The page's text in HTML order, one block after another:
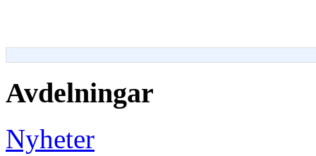
Avdelningar
Nyheter